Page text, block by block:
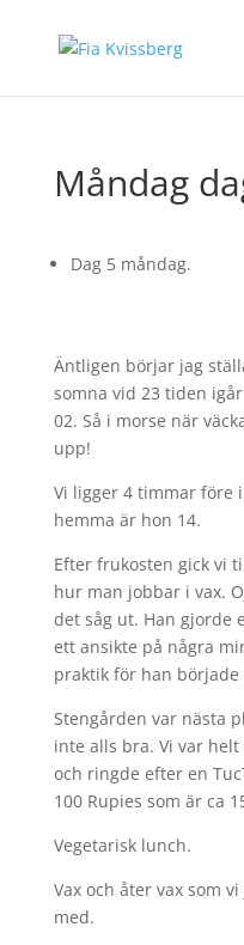
Måndag
Dag 5 måndag.
Äntligen börjar jag
somna vid 23 tiden
02. Så i morse när
upp!
Vi ligger 4 timmar före
hemma är hon 14.
Efter frukosten gick vi
hur man jobbar i vax.
det såg ut. Han gjorde
ett ansikte på några
praktik för han började
Stengården var nästa
inte alls bra. Vi var
och ringde efter en
100 Rupies som är ca
Vegetarisk lunch.
Vax och åter vax som
med.